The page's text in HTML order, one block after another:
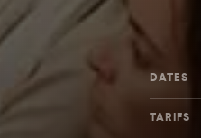
DATES
TARIFS